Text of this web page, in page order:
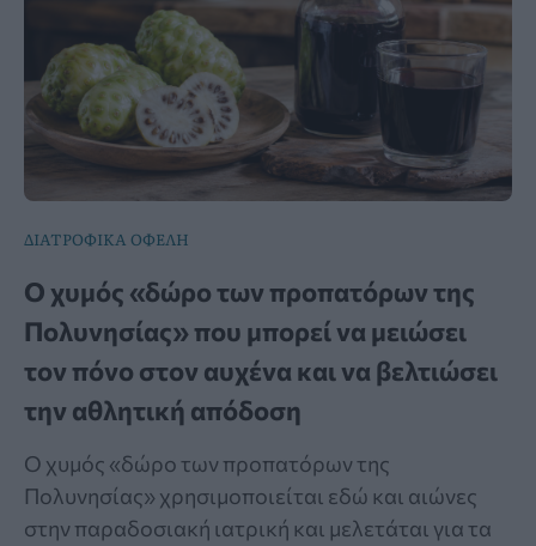
ΔΙΑΤΡΟΦΙΚΑ ΟΦΕΛΗ
Ο χυμός «δώρο των προπατόρων της
Πολυνησίας» που μπορεί να μειώσει
τον πόνο στον αυχένα και να βελτιώσει
την αθλητική απόδοση
Ο χυμός «δώρο των προπατόρων της
Πολυνησίας» χρησιμοποιείται εδώ και αιώνες
στην παραδοσιακή ιατρική και μελετάται για τα